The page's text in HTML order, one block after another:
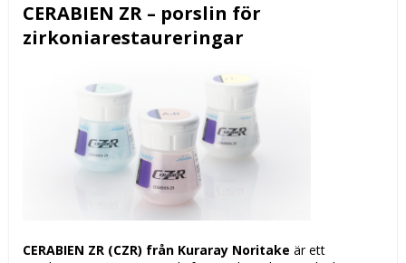
CERABIEN ZR – porslin för
zirkoniarestaureringar
CERABIEN ZR (CZR) från Kuraray Noritake är ett